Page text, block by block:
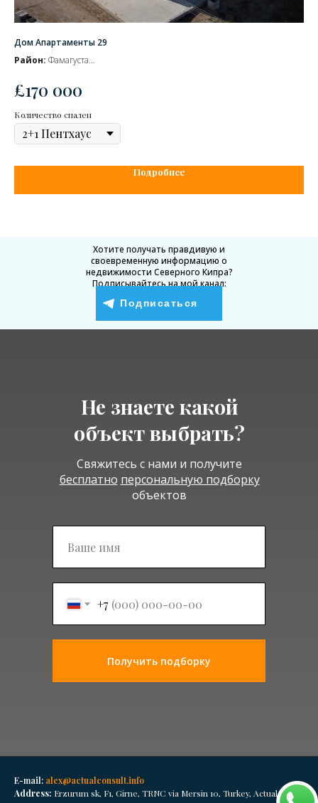
Дом Апартаменты 29
Район: Фамагуста
В продаже объекты стоимостью от:
£170 000
Количество спален
Подробнее
Подписаться
Хотите получать правдивую и
своевременную информацию о
недвижимости Северного Кипра?
Подписывайтесь на мой канал:
Подписаться
Не знаете какой
объект выбрать?
Свяжитесь с нами и получите
бесплатно персональную подборку
объектов
+7
Получить подборку
E-mail: alex@actualconsult.info
Address: Erzurum sk, F1, Girne, TRNC via Mersin 10, Turkey, Actual